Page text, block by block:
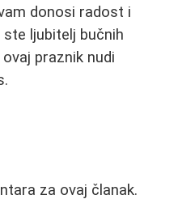
donosi radost i
ljubitelj bučnih
praznik nudi
za ovaj članak.